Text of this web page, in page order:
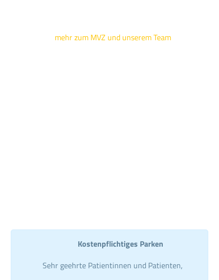
mehr zum MVZ und unserem Team
Kostenpflichtiges Parken
Sehr geehrte Patientinnen und Patienten,